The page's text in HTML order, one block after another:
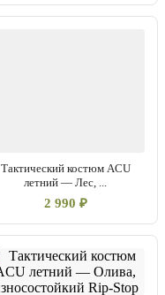
Тактический костюм ACU
летний — Лес, ...
2 990 ₽